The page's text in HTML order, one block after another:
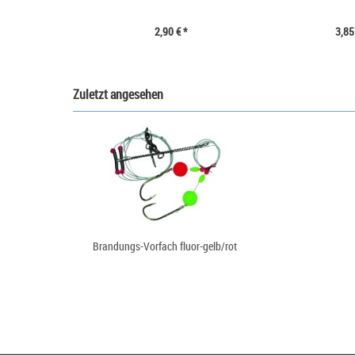
2,90 € *
Zuletzt angesehen
Brandungs-Vorfach fluor-gelb/rot